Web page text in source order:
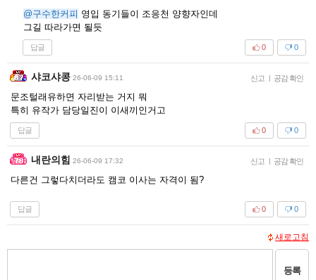
@구수한커피 영입 동기들이 조응천 양향자인데
그길 따라가면 될듯
답글 0
0
샤코샤콩 26-06-09 15:11 신고 | 공감 확인
문조털래유하면 자리받는 거지 뭐
특히 유작가 담당일진이 이새끼인거고
답글 0
0
내란의힘 26-06-09 17:32 신고 | 공감 확인
다른건 그렇다치더라도 캠코 이사는 자격이 됨?
답글 0
0
새로고침
등록